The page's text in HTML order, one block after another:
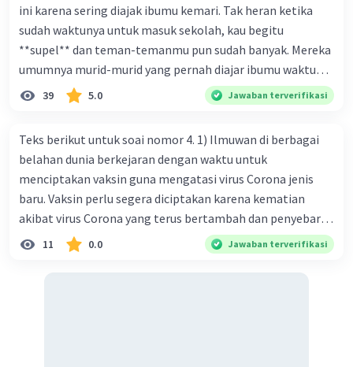
ini karena sering diajak ibumu kemari. Tak heran ketika
sudah waktunya untuk masuk sekolah, kau begitu
**supel** dan teman-temanmu pun sudah banyak. Mereka
umumnya murid-murid yang pernah diajar ibumu waktu
kelas satu. Sedangkan aku? Aku waktu itu baru saja pindah
ke kota kecil ini. Makna kata bercetak tebal dalam kutipan
baik
39 5.0 Jawaban terverifikasi
Teks berikut untuk soai nomor 4. 1) Ilmuwan di berbagai
belahan dunia berkejaran dengan waktu untuk
menciptakan vaksin guna mengatasi virus Corona jenis
baru. Vaksin perlu segera diciptakan karena kematian
akibat virus Corona yang terus bertambah dan penyebaran
virus yang kian meluas. 2) Pada Jum'at (7-2-2020), Komisi
Kesehatan Nasional Cina mencatat jumlah kematian
11 0.0 Jawaban terverifikasi